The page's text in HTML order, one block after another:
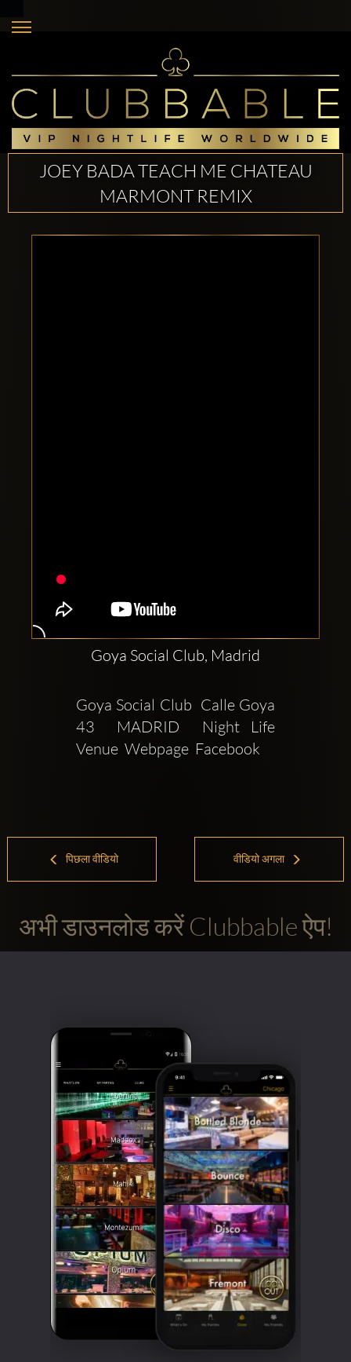
JOEY BADA TEACH ME CHATEAU
MARMONT REMIX
Goya Social Club, Madrid
Goya Social Club  Calle Goya
43  MADRID  Night Life
Venue  Webpage  Facebook
पिछला वीडियो वीडियो अगला
अभी डाउनलोड करें Clubbable ऐप!